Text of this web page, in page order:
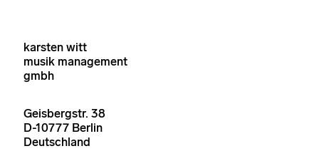
karsten witt
musik management
gmbh
Geisbergstr. 38
D-10777 Berlin
Deutschland